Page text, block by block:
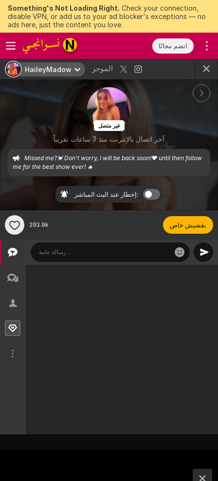
Something's Not Loading Right. Check your connection,
disable VPN, or add us to your ad blocker's exceptions — no
ads here, just the content you love.
انضم مجانًا
HaileyMadow الموجز
غير متصل
آخر اتصال بالإنترنت منذ 3 ساعات تقريباً
Missed me?💓 Don't worry, I will be back soon!❤️ until then follow
me for the best show ever! 🔥
إخطار عند البث المباشر:
293.9k بقشيش خاص